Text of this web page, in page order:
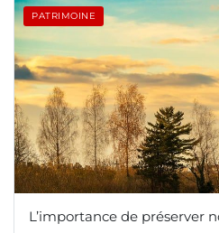
PATRIMOINE
L’importance de préserver